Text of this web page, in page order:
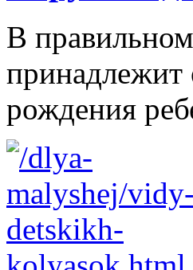
В
принадлежит
рождения